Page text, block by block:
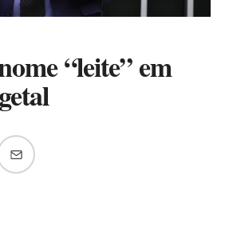
“leite” em